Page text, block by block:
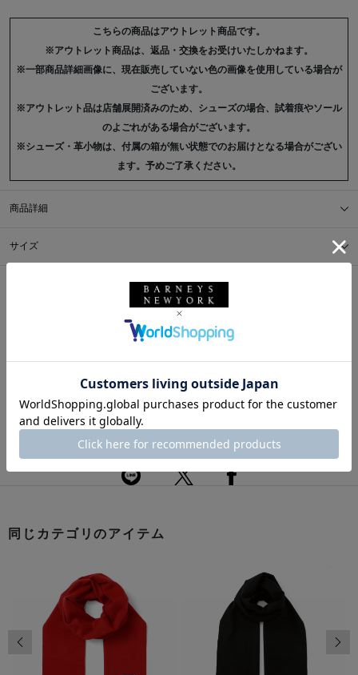
こちらの商品はアウトレット商品です。
※アウトレット商品は、返品・交換をお受けいたしかねます。
※一部商品詳細画像に、現在販売していない色の画像を使用している場合が
ございます。
※アウトレット品は店舗展開済みのため、シューズの場合、試着痕やソール
のよごれがある場合がございます。
※シューズ・革小物は、付属の箱が無い状態でのお届けとなる場合がござい
ます。予めご了承ください。
商品詳細
サイズ
※採寸の詳細につきましては、サイズガイドをご覧ください。
配送について
このアイテムをシェアする
同じカテゴリのアイテム
前の画像